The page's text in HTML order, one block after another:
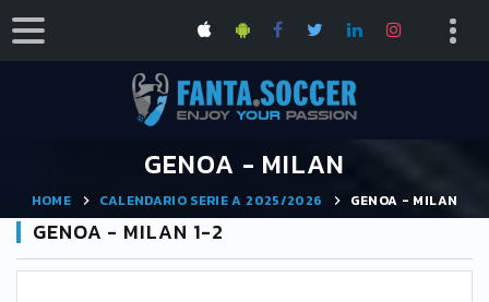
GENOA - MILAN
HOME CALENDARIO SERIE A 2025/2026 GENOA - MILAN
GENOA - MILAN 1-2